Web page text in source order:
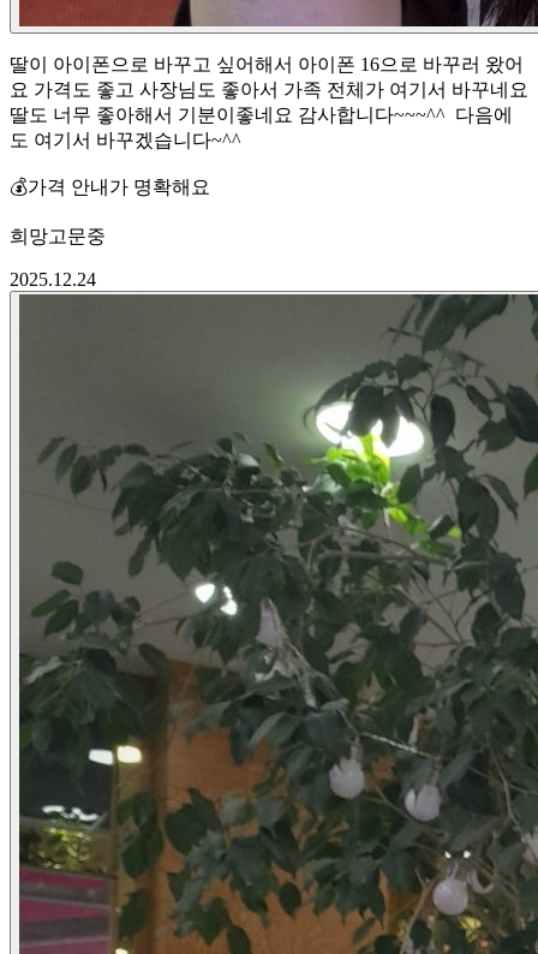
딸이 아이폰으로 바꾸고 싶어해서 아이폰 16으로 바꾸러 왔어
요 가격도 좋고 사장님도 좋아서 가족 전체가 여기서 바꾸네요
딸도 너무 좋아해서 기분이좋네요 감사합니다~~~^^ ​ 다음에
도 여기서 바꾸겠습니다~^^ ​
💰가격 안내가 명확해요
희망고문중
2025.12.24